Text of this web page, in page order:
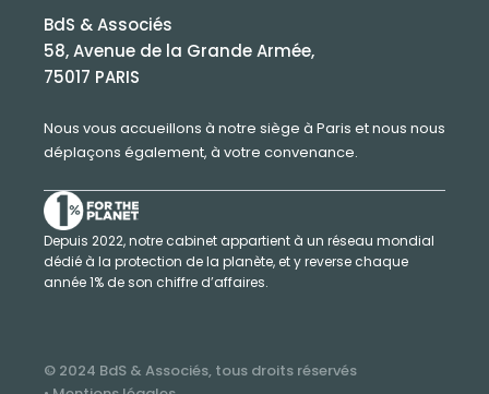
BdS & Associés
58, Avenue de la Grande Armée,
75017 PARIS
Nous vous accueillons à notre siège à Paris et nous nous
déplaçons également, à votre convenance.
Depuis 2022, notre cabinet appartient à un réseau mondial
dédié à la protection de la planète, et y reverse chaque
année 1% de son chiffre d’affaires.
© 2024 BdS & Associés, tous droits réservés